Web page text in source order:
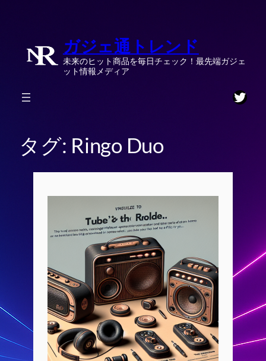
ガジェ通トレンド
未来のヒット商品を毎日チェック！最先端ガジェ
ット情報メディア
タグ: Ringo Duo